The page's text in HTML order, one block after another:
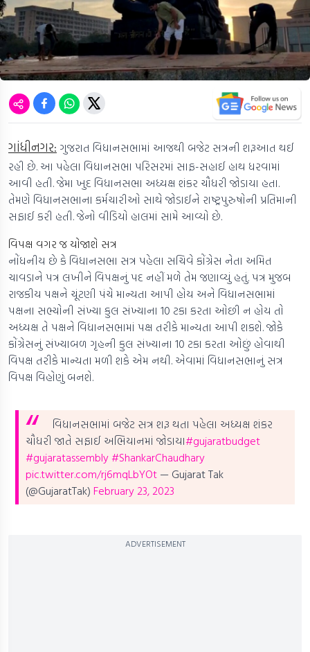
ગાંધીનગર: ગુજરાત વિધાનસભામાં આજથી બજેટ સત્રની શરૂઆત થઈ
રહી છે. આ પહેલા વિધાનસભા પરિસરમાં સાફ-સહાઈ હાથ ધરવામાં
આવી હતી. જેમા ખુદ વિધાનસભા અધ્યક્ષ શંકર ચૌધરી જોડાયા હતા.
તેમણે વિધાનસભાના કર્મચારીઓ સાથે જોડાઈને રાષ્ટ્રપુરુષોની પ્રતિમાની
સફાઈ કરી હતી. જેનો વીડિયો હાલમાં સામે આવ્યો છે.
વિપક્ષ વગર જ યોજાશે સત્ર
નોંધનીય છે કે વિધાનસભા સત્ર પહેલા સચિવે કોંગ્રેસ નેતા અમિત
ચાવડાને પત્ર લખીને વિપક્ષનું પદ નહીં મળે તેમ જણાવ્યું હતું. પત્ર મુજબ
રાજકીય પક્ષને ચૂંટણી પંચે માન્યતા આપી હોય અને વિધાનસભામાં
પક્ષના સભ્યોની સંખ્યા કુલ સંખ્યાના 10 ટકા કરતા ઓછી ન હોય તો
અધ્યક્ષ તે પક્ષને વિધાનસભામાં પક્ષ તરીકે માન્યતા આપી શકશે. જોકે
કોંગ્રેસનું સંખ્યાબળ ગૃહની કુલ સંખ્યાના 10 ટકા કરતા ઓછું હોવાથી
વિપક્ષ તરીકે માન્યતા મળી શકે એમ નથી. એવામાં વિધાનસભાનું સત્ર
વિપક્ષ વિહોણું બનશે.
વિધાનસભામાં બજેટ સત્ર શરૂ થતા પહેલા અધ્યક્ષ શંકર
ચૌધરી જાતે સફાઈ અભિયાનમાં જોડાયા#gujaratbudget
#gujaratassembly#ShankarChaudhary
pic.twitter.com/rj6mqLbYOt — Gujarat Tak
(@GujaratTak) February 23, 2023
ADVERTISEMENT